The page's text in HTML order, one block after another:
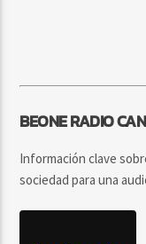
BEONE RADIO
Información clave
sociedad para una